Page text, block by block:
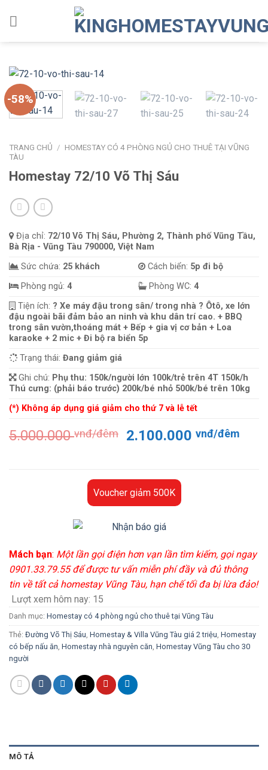
-58%
TRANG CHỦ / HOMESTAY CÓ 4 PHÒNG NGỦ CHO THUÊ TẠI VŨNG
TÀU
Homestay 72/10 Võ Thị Sáu
Địa chỉ: 72/10 Võ Thị Sáu, Phường 2, Thành phố Vũng Tầu,
Bà Rịa - Vũng Tàu 790000, Việt Nam
Sức chứa: 25 khách Cách biển: 5p đi bộ
Phòng ngủ: 4 Phòng WC: 4
Tiện ích: ? Xe máy đậu trong sân/ trong nhà ? Ôtô, xe lớn
đậu ngoài bãi đảm bảo an ninh và khu dân trí cao. + BBQ
trong sân vườn,thoáng mát + Bếp + gia vị cơ bản + Loa
karaoke + 2 mic + Đi bộ ra biển 5p
Trạng thái: Đang giảm giá
Ghi chú: Phụ thu: 150k/người lớn 100k/trẻ trên 4T 150k/h
Thú cưng: (phải báo trước) 200k/bé nhỏ 500k/bé trên 10kg
(*) Không áp dụng giá giảm cho thứ 7 và lễ tết
5.000.000vnđ/đêm
Giá
5.000.000 vnđ/
đêm.
2.100.000vnđ/đêm
Voucher giảm 500K
Mách bạn: Một lần gọi điện hơn vạn lần tìm kiếm, gọi ngay
0901.33.79.55 để được tư vấn miễn phí đầy và đủ thông
tin về tất cả homestay Vũng Tàu, hạn chế tối đa bị lừa đảo!
Lượt xem hôm nay: 15
Danh mục: Homestay có 4 phòng ngủ cho thuê tại Vũng Tàu
Thẻ: Đường Võ Thị Sáu Homestay & Villa Vũng Tàu giá 2 triệu Homestay
có bếp nấu ăn Homestay nhà nguyên căn Homestay Vũng Tàu cho 30
người
MÔ TẢ